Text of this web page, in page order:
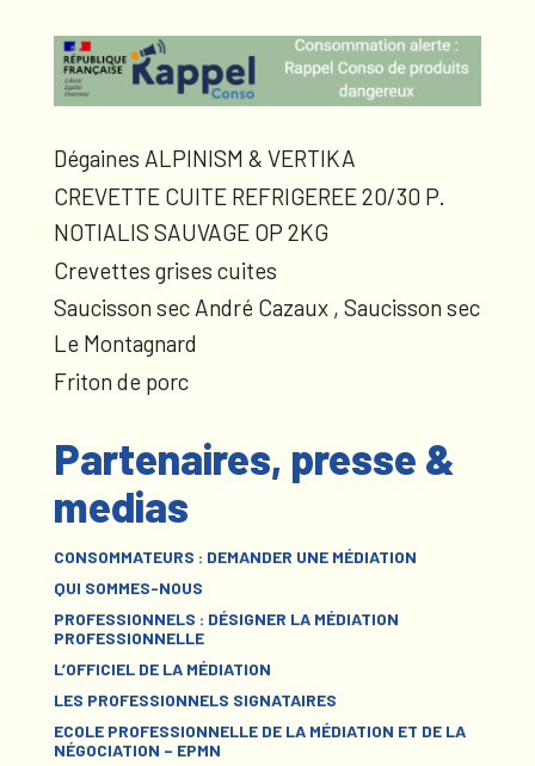
Dégaines ALPINISM & VERTIKA
CREVETTE CUITE REFRIGEREE 20/30 P.
NOTIALIS SAUVAGE OP 2KG
Crevettes grises cuites
Saucisson sec André Cazaux , Saucisson sec
Le Montagnard
Friton de porc
Partenaires, presse &
medias
CONSOMMATEURS : DEMANDER UNE MÉDIATION
QUI SOMMES-NOUS
PROFESSIONNELS : DÉSIGNER LA MÉDIATION
PROFESSIONNELLE
L’OFFICIEL DE LA MÉDIATION
LES PROFESSIONNELS SIGNATAIRES
ECOLE PROFESSIONNELLE DE LA MÉDIATION ET DE LA
NÉGOCIATION – EPMN